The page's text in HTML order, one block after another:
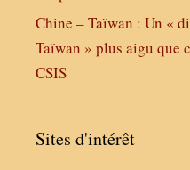
Chine – Taïwan : Un «
Taïwan » plus aigu que
CSIS
Sites d'intérêt